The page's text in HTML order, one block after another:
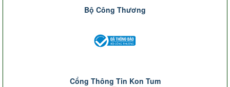
Bộ Công Thương
Cổng Thông Tin Kon Tum